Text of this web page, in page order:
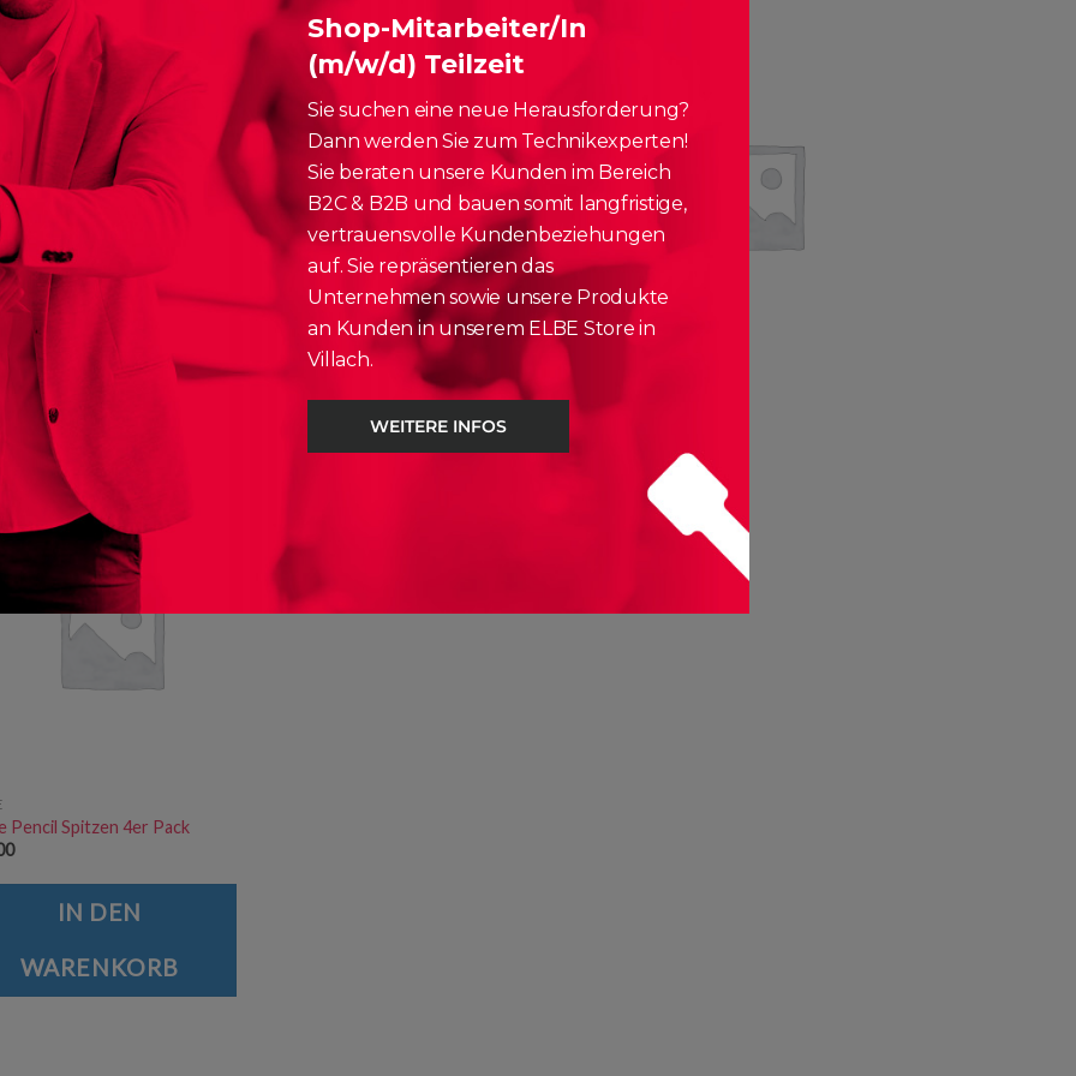
iPad (7. Gen & 8. Gen) & iPad Air
(3. Gen) Smart Keyboard
mtl.
APPLE
Apple Pencil (2. Generation)
ab
Pencil Spitzen 4er Pack
IN DEN
WARENKORB
Shop-Mitarbeiter/In
(m/w/d) Teilzeit
Sie suchen eine neue Herausforderung?
Dann werden Sie zum Technikexperten!
Sie beraten unsere Kunden im Bereich
B2C & B2B und bauen somit langfristige,
vertrauensvolle Kundenbeziehungen
auf. Sie repräsentieren das
Unternehmen sowie unsere Produkte
an Kunden in unserem ELBE Store in
Villach.
WEITERE INFOS